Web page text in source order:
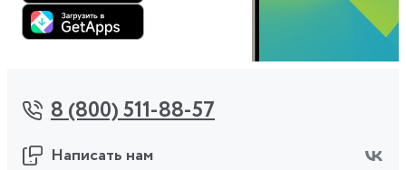
8 (800) 511-88-57
Написать нам